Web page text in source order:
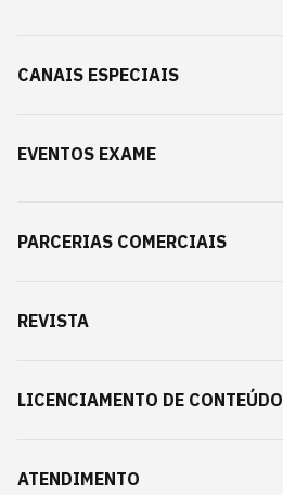
CANAIS ESPECIAIS
EVENTOS EXAME
PARCERIAS COMERCIAIS
REVISTA
LICENCIAMENTO DE CONTEÚDO
ATENDIMENTO